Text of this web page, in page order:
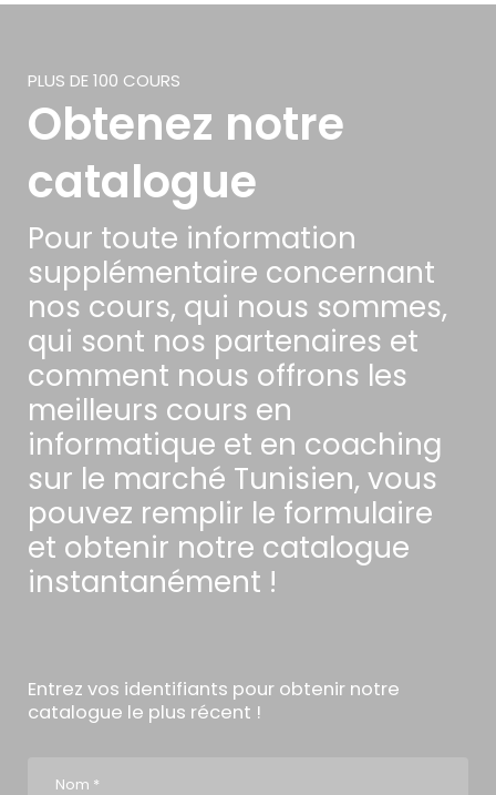
PLUS DE 100 COURS
Obtenez notre
catalogue
Pour toute information
supplémentaire concernant
nos cours, qui nous sommes,
qui sont nos partenaires et
comment nous offrons les
meilleurs cours en
informatique et en coaching
sur le marché Tunisien, vous
pouvez remplir le formulaire
et obtenir notre catalogue
instantanément !
Entrez vos identifiants pour obtenir notre
catalogue le plus récent !